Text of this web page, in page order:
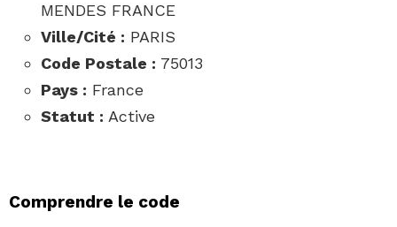
MENDES FRANCE
Ville/Cité : PARIS
Code Postale : 75013
Pays : France
Statut : Active
Comprendre le code